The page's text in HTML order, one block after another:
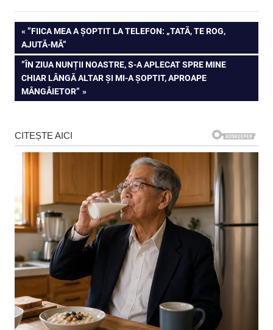
Navigare
în
articole
PREVIOUS
POST:
”FIICA MEA A ȘOPTIT LA TELEFON: „TATĂ, TE ROG,
AJUTĂ-MĂ”
NEXT
POST:
”ÎN ZIUA NUNȚII NOASTRE, S-A APLECAT SPRE MINE
CHIAR LÂNGĂ ALTAR ȘI MI-A ȘOPTIT, APROAPE
MÂNGÂIETOR”